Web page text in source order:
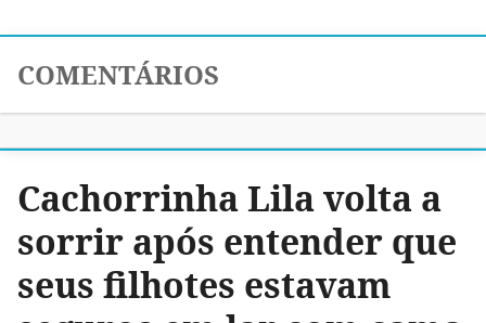
COMENTÁRIOS